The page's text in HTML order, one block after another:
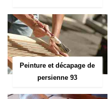
Peinture et décapage de
persienne 93